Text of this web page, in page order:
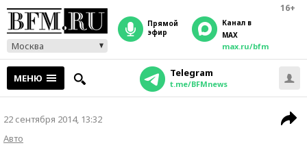
16+
Москва
прямой
эфир
Канал в
MAX
max.ru/bfm
МЕНЮ Telegram
t.me/BFMnews
22 сентября 2014, 13:32
Авто